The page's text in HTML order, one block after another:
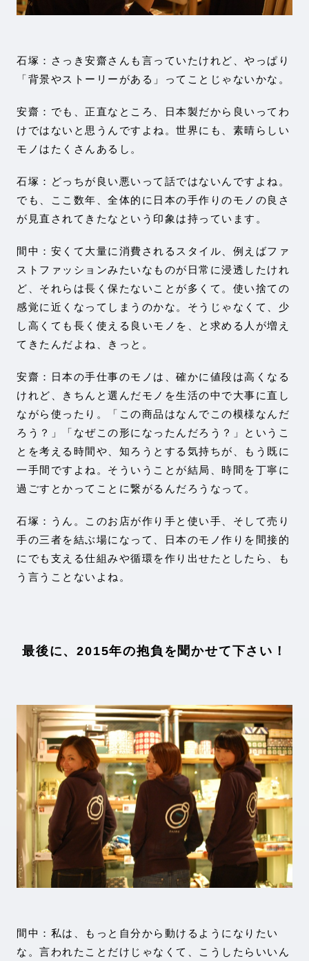
石塚：さっき安齋さんも言っていたけれど、やっぱり
「背景やストーリーがある」ってことじゃないかな。
安齋：でも、正直なところ、日本製だから良いってわ
けではないと思うんですよね。世界にも、素晴らしい
モノはたくさんあるし。
石塚：どっちが良い悪いって話ではないんですよね。
でも、ここ数年、全体的に日本の手作りのモノの良さ
が見直されてきたなという印象は持っています。
間中：安くて大量に消費されるスタイル、例えばファ
ストファッションみたいなものが日常に浸透したけれ
ど、それらは長く保たないことが多くて。使い捨ての
感覚に近くなってしまうのかな。そうじゃなくて、少
し高くても長く使える良いモノを、と求める人が増え
てきたんだよね、きっと。
安齋：日本の手仕事のモノは、確かに値段は高くなる
けれど、きちんと選んだモノを生活の中で大事に直し
ながら使ったり。「この商品はなんでこの模様なんだ
ろう？」「なぜこの形になったんだろう？」というこ
とを考える時間や、知ろうとする気持ちが、もう既に
一手間ですよね。そういうことが結局、時間を丁寧に
過ごすとかってことに繋がるんだろうなって。
石塚：うん。このお店が作り手と使い手、そして売り
手の三者を結ぶ場になって、日本のモノ作りを間接的
にでも支える仕組みや循環を作り出せたとしたら、も
う言うことないよね。
最後に、2015年の抱負を聞かせて下さい！
間中：私は、もっと自分から動けるようになりたい
な。言われたことだけじゃなくて、こうしたらいいん